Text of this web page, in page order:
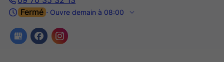
Fermé ⋅ Ouvre demain à 08:00